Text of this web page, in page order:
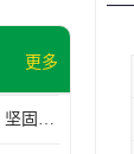
更多
欧盟Rohs重金属测试仪 坚固耐用 测试结果清晰显示